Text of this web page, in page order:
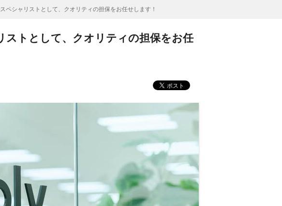
ペシャリストとして、クオリティの担保をお任せします！
ストとして、クオリティの担保をお任